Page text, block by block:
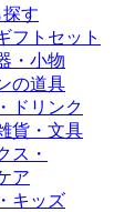
す
フトセット
・小物
の道具
ドリンク
貨・文具
ス・
ア
キッズ